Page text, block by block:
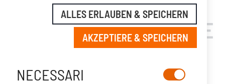
SOLARMODULEN SERIE
SR
ALLES ERLAUBEN & SPEICHERN
AKZEPTIERE & SPEICHERN
NECESSARI